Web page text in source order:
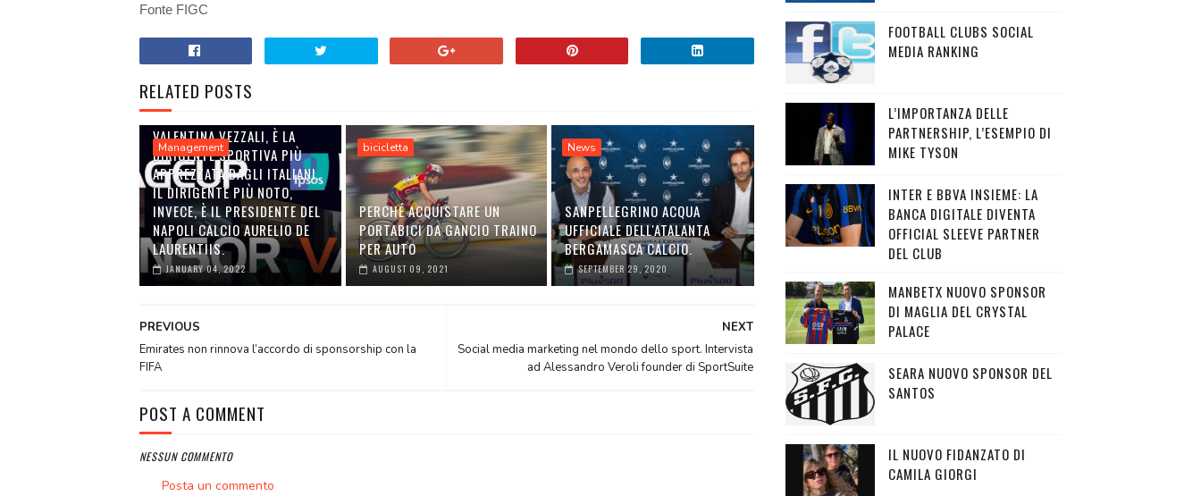
Fonte FIGC
RELATED POSTS
Management
VALENTINA VEZZALI, È LA
DIRIGENTE SPORTIVA PIÙ
APPREZZATA DAGLI ITALIANI.
IL DIRIGENTE PIÙ NOTO,
INVECE, È IL PRESIDENTE DEL
NAPOLI CALCIO AURELIO DE
LAURENTIIS.
JANUARY 04, 2022
bicicletta
PERCHÉ ACQUISTARE UN
PORTABICI DA GANCIO TRAINO
PER AUTO
AUGUST 09, 2021
News
SANPELLEGRINO ACQUA
UFFICIALE DELL'ATALANTA
BERGAMASCA CALCIO.
SEPTEMBER 29, 2020
NEXT
Social media marketing nel mondo dello sport. Intervista
ad Alessandro Veroli founder di SportSuite
PREVIOUS
Emirates non rinnova l’accordo di sponsorship con la
FIFA
POST A COMMENT
NESSUN COMMENTO
Posta un commento
FOOTBALL CLUBS SOCIAL
MEDIA RANKING
L’IMPORTANZA DELLE
PARTNERSHIP, L’ESEMPIO DI
MIKE TYSON
INTER E BBVA INSIEME: LA
BANCA DIGITALE DIVENTA
OFFICIAL SLEEVE PARTNER
DEL CLUB
MANBETX NUOVO SPONSOR
DI MAGLIA DEL CRYSTAL
PALACE
SEARA NUOVO SPONSOR DEL
SANTOS
IL NUOVO FIDANZATO DI
CAMILA GIORGI